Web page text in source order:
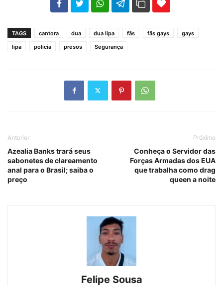
102 35
TAGS cantora dua dua lipa fãs fãs gays
gays
lipa
policia presos Segurança
Anterior
Azealia Banks trará seus
sabonetes de clareamento
anal para o Brasil; saiba o
preço
Próximo
Conheça o Servidor das
Forças Armadas dos EUA
que trabalha como drag
queen a noite
Felipe Sousa